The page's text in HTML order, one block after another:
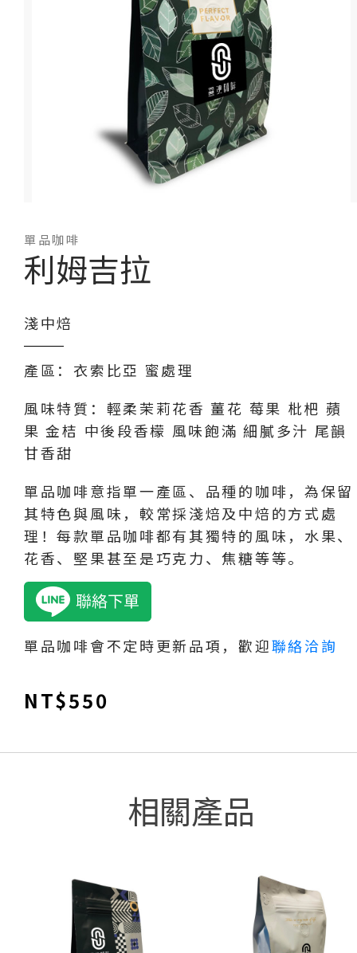
單品咖啡
利姆吉拉
淺中焙
產區：衣索比亞 蜜處理
風味特質：輕柔茉莉花香 薑花 莓果 枇杷 蘋
果 金桔 中後段香檬 風味飽滿 細膩多汁 尾韻
甘香甜
單品咖啡意指單一產區、品種的咖啡，為保留
其特色與風味，較常採淺焙及中焙的方式處
理！每款單品咖啡都有其獨特的風味，水果、
花香、堅果甚至是巧克力、焦糖等等。
單品咖啡會不定時更新品項，歡迎聯絡洽詢
NT$550
相關產品